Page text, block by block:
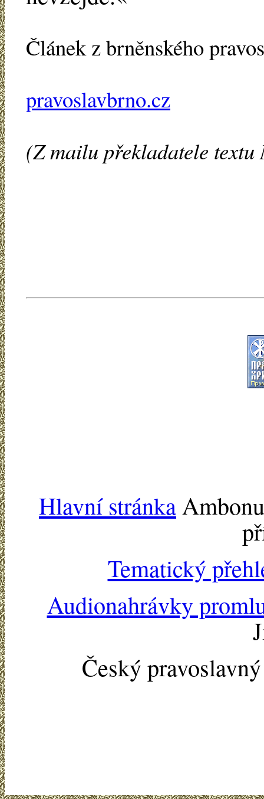
Článek z brněnského
pravoslavbrno.cz
(Z mailu překladatele
Hlavní stránka
Tematický
Audionahrávky
Český